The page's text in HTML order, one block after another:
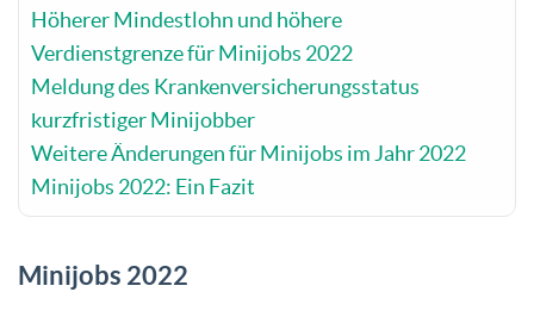
Höherer Mindestlohn und höhere
Verdienstgrenze für Minijobs 2022
Meldung des Krankenversicherungsstatus
kurzfristiger Minijobber
Weitere Änderungen für Minijobs im Jahr 2022
Minijobs 2022: Ein Fazit
Minijobs 2022